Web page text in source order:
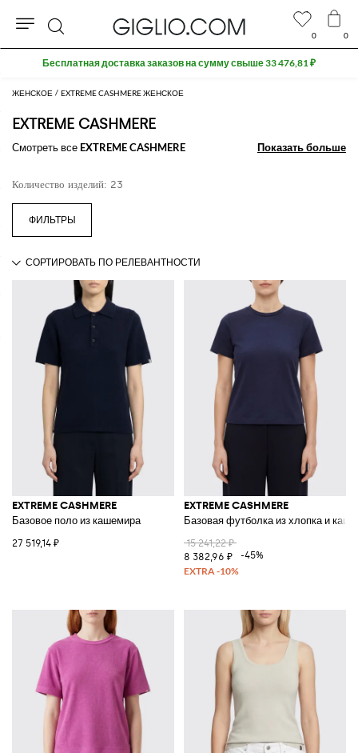
ЖЕНСКОЕ EXTREME CASHMERE ЖЕНСКОЕ
EXTREME CASHMERE
Смотреть все EXTREME CASHMERE Показать больше
Показать больше
Количество изделий: 23
EXTREME CASHMERE
Базовое поло из кашемира
27 519,14 ₽
EXTREME CASHMERE
Базовая футболка из хлопка и
15 241,22 ₽
8 382,96 ₽
-45%
0 0
Поиск
Бесплатная доставка заказов на сумму свыше 33 476,81 ₽